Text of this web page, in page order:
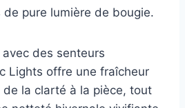
pure lumière de bougie.
des senteurs
Lights offre une fraîcheur
la clarté à la pièce, tout